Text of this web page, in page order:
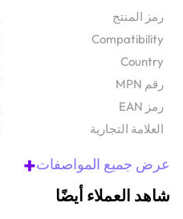
فواتير شهرية. تعمل هذه البطاقة
السعودية على شبكة موثوقة، بحيث
لبدء استخدامه، ما عليك سوى الاتصال بالرقم 101 متبوعاً
رمز المنتج
Compatibility
Country
رقم MPN
رمز EAN
‫العلامة التجارية
عرض جميع المواصفات+
شاهد العملاء أيضًا